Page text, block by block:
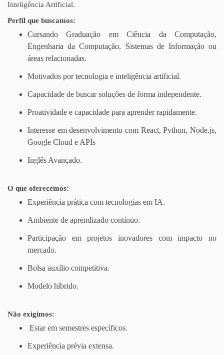
Inteligência Artificial.
Perfil que buscamos:
Cursando Graduação em Ciência da Computação,
Engenharia da Computação, Sistemas de Informação ou
áreas relacionadas.
Motivados por tecnologia e inteligência artificial.
Capacidade de buscar soluções de forma independente.
Proatividade e capacidade para aprender rapidamente.
Interesse em desenvolvimento com React, Python, Node.js,
Google Cloud e APIs
Inglês Avançado.
O que oferecemos:
Experiência prática com tecnologias em IA.
Ambiente de aprendizado contínuo.
Participação em projetos inovadores com impacto no
mercado.
Bolsa auxílio competitiva.
Modelo híbrido.
Não exigimos:
Estar em semestres específicos.
Experiência prévia extensa.